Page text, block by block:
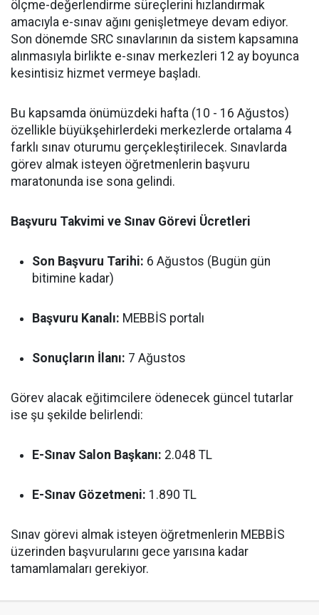
ölçme-değerlendirme süreçlerini hızlandırmak
amacıyla e-sınav ağını genişletmeye devam ediyor.
Son dönemde SRC sınavlarının da sistem kapsamına
alınmasıyla birlikte e-sınav merkezleri 12 ay boyunca
kesintisiz hizmet vermeye başladı.
Bu kapsamda önümüzdeki hafta (10 - 16 Ağustos)
özellikle büyükşehirlerdeki merkezlerde ortalama 4
farklı sınav oturumu gerçekleştirilecek. Sınavlarda
görev almak isteyen öğretmenlerin başvuru
maratonunda ise sona gelindi.
Başvuru Takvimi ve Sınav Görevi Ücretleri
Son Başvuru Tarihi: 6 Ağustos (Bugün gün
bitimine kadar)
Başvuru Kanalı: MEBBİS portalı
Sonuçların İlanı: 7 Ağustos
Görev alacak eğitimcilere ödenecek güncel tutarlar
ise şu şekilde belirlendi:
E-Sınav Salon Başkanı: 2.048 TL
E-Sınav Gözetmeni: 1.890 TL
Sınav görevi almak isteyen öğretmenlerin MEBBİS
üzerinden başvurularını gece yarısına kadar
tamamlamaları gerekiyor.